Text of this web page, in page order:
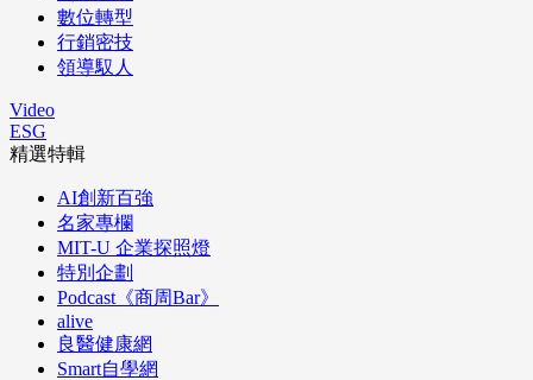
數位轉型
行銷密技
領導馭人
Video
ESG
精選特輯
AI創新百強
名家專欄
MIT-U 企業探照燈
特別企劃
Podcast《商周Bar》
alive
良醫健康網
Smart自學網